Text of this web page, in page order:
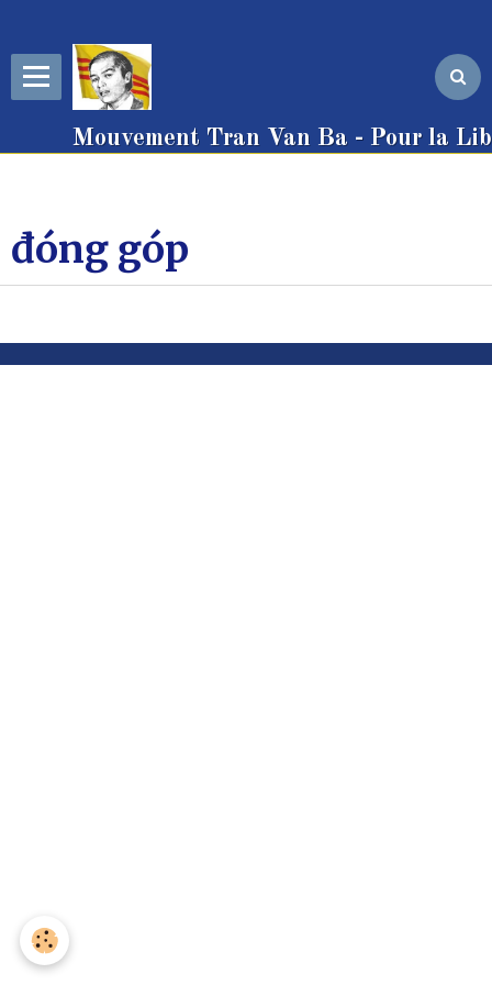
Mouvement Tran Van Ba - Pour la
đóng góp